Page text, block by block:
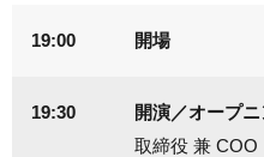
19:00 開場
19:30
開演／オープ
取締役 兼